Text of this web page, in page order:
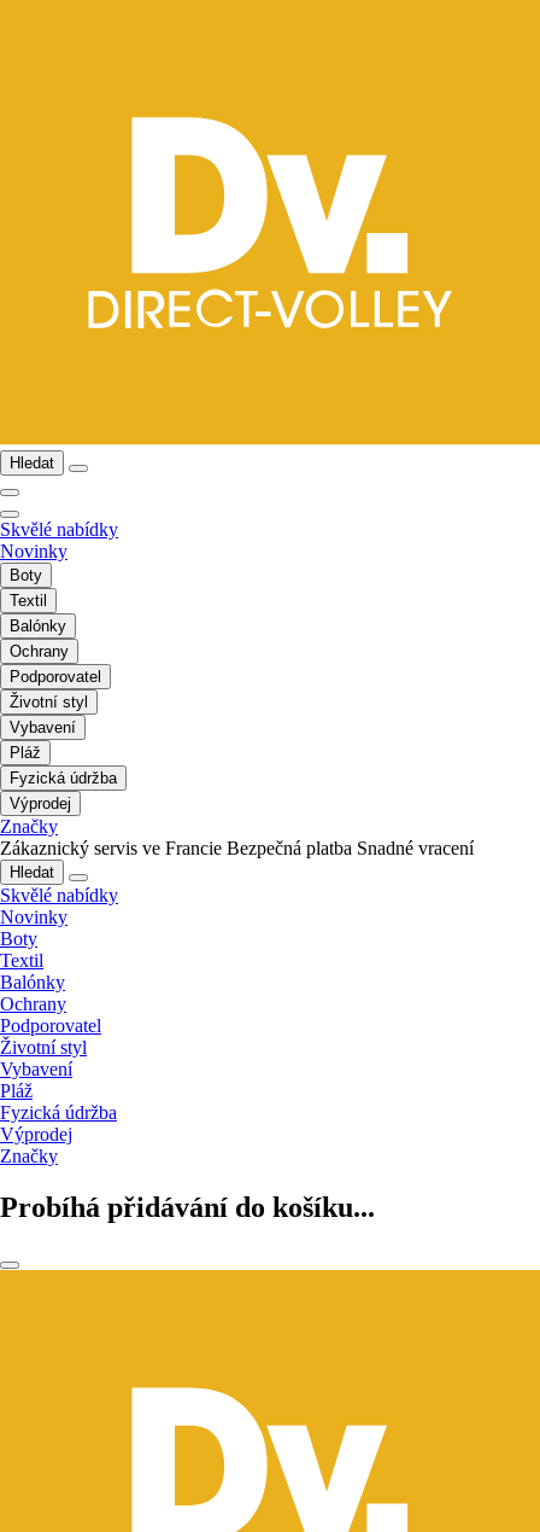
Hledat
Skvělé nabídky
Novinky
Boty
Textil
Balónky
Ochrany
Podporovatel
Životní styl
Vybavení
Pláž
Fyzická údržba
Výprodej
Značky
Zákaznický servis ve Francie Bezpečná platba Snadné vracení
Hledat
Skvělé nabídky
Novinky
Boty
Textil
Balónky
Ochrany
Podporovatel
Životní styl
Vybavení
Pláž
Fyzická údržba
Výprodej
Značky
Probíhá přidávání do košíku...